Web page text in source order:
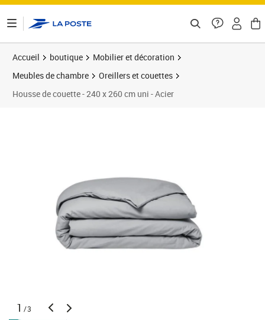
Accueil boutique
Mobilier et décoration
Meubles de chambre
Oreillers et couettes
Housse de couette - 240 x 260 cm uni - Acier
1 /3